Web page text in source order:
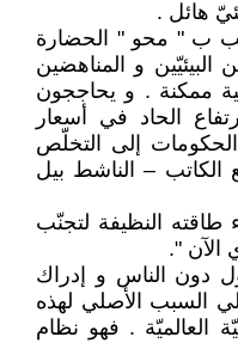
هائل .
ب " محو " الحضارة
البيئيّين و المناهضين
ممكنة . و يحاججون
الحاد في أسعار
الحكومات إلى التخلّص
– الناشط بيل
طاقته النظيفة لتجنّب
الآن ".
دون الناس و إدراك
السبب الأصلي لهذه
العالميّة . فهو نظام